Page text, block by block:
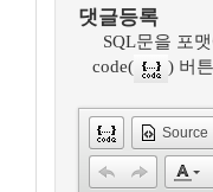
댓글등록
SQL문을 포
code(
) 버
Source